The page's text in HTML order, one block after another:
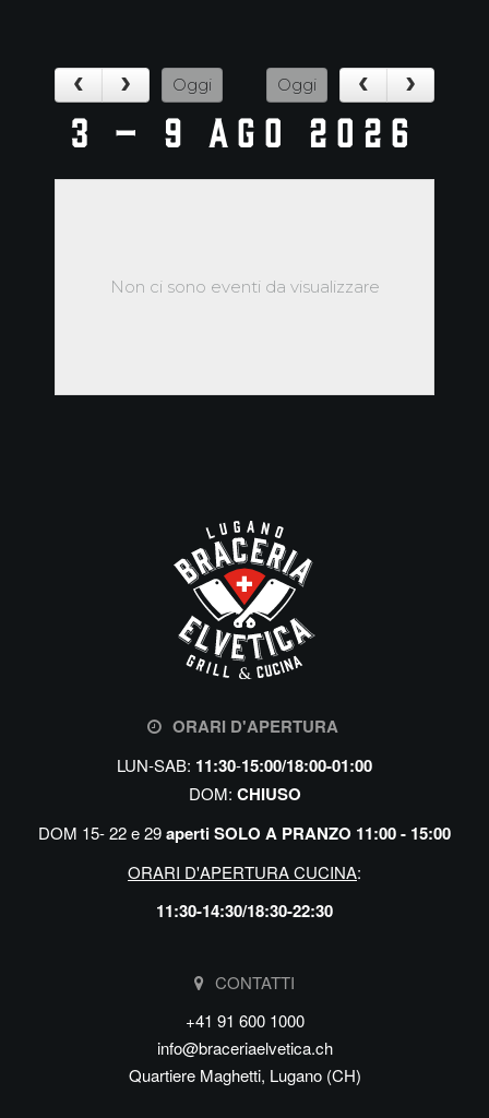
Oggi Oggi
3 – 9 ago 2026
Non ci sono eventi da visualizzare
ORARI D'APERTURA
LUN-SAB: 11:30-15:00/18:00-01:00
DOM: CHIUSO
DOM 15- 22 e 29aperti SOLO A PRANZO 11:00 - 15:00
ORARI D'APERTURA CUCINA:
11:30-14:30/18:30-22:30
CONTATTI
+41 91 600 1000
info@braceriaelvetica.ch
Quartiere Maghetti, Lugano (CH)